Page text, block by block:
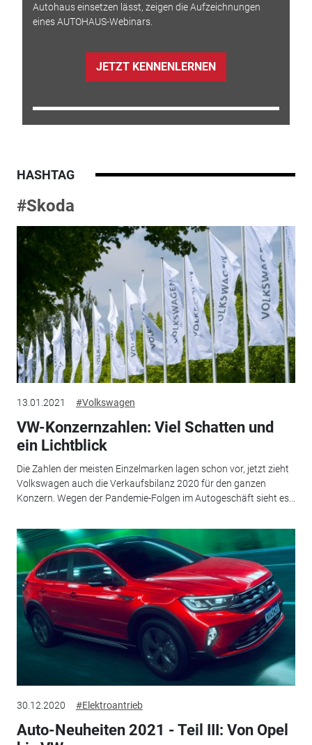
Autohaus einsetzen lässt, zeigen die Aufzeichnungen
eines AUTOHAUS-Webinars.
JETZT KENNENLERNEN
HASHTAG
#Skoda
13.01.2021 #Volkswagen
VW-Konzernzahlen: Viel Schatten und
ein Lichtblick
Die Zahlen der meisten Einzelmarken lagen schon vor, jetzt zieht
Volkswagen auch die Verkaufsbilanz 2020 für den ganzen
Konzern. Wegen der Pandemie-Folgen im Autogeschäft sieht es...
30.12.2020 #Elektroantrieb
Auto-Neuheiten 2021 - Teil III: Von Opel